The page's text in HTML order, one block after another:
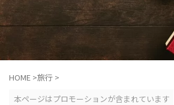
HOME >旅行 >
本ページはプロモーションが含まれています